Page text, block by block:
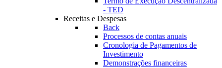
- TED
Receitas e Despesas
Back
Processos de contas anuais
Cronologia de Pagamentos de
Investimento
Demonstrações financeiras